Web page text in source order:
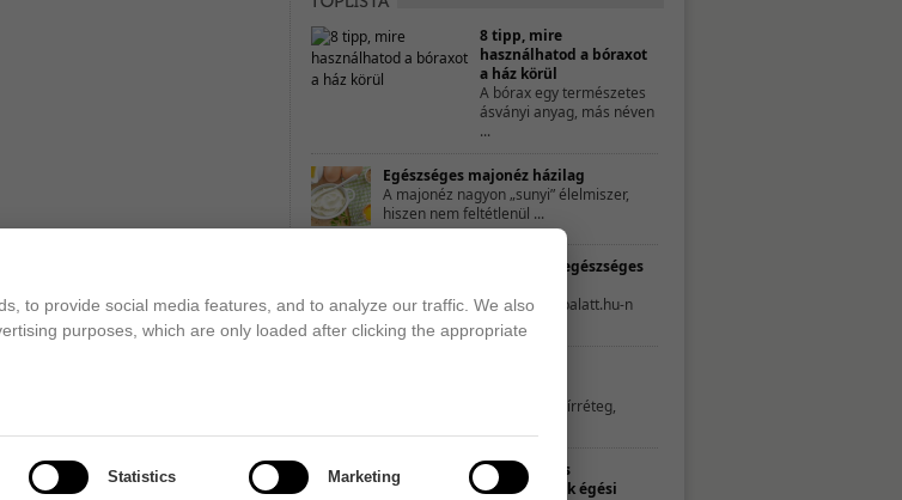
8 tipp, mire
használhatod a bóraxot
a ház körül
A bórax egy természetes
ásványi anyag, más néven
...
Egészséges majonéz házilag
A majonéz nagyon „sunyi” élelmiszer,
hiszen nem feltétlenül ...
TESZT – Te mennyire élsz egészséges
A következő tesztet a 21napalatt.hu-n
találtuk. Egyszerűen csak ...
Az edények aljára ragadt zsírréteg,
Természetes
gyógymódok égési
to provide social media features, and to analyze our traffic. We also
purposes, which are only loaded after clicking the appropriate
Statistics Marketing